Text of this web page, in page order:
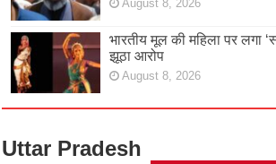
August 8, 2026
भारतीय मूल की महिला पर लगा
झूठा आरोप
August 8, 2026
Uttar Pradesh